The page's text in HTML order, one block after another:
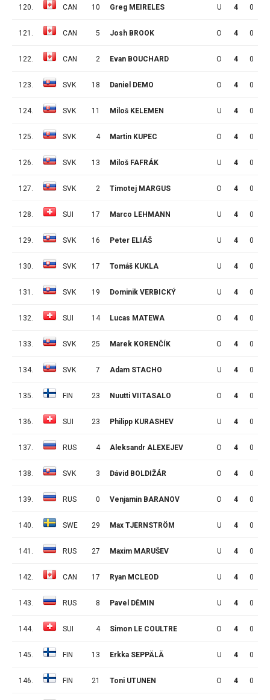
120. CAN 10 Greg MEIRELES U 4 0
121. CAN 5 Josh BROOK O 4 0
122. CAN 2 Evan BOUCHARD O 4 0
123. SVK 18 Daniel DEMO O 4 0
124. SVK 11 Miloš KELEMEN U 4 0
125. SVK 4 Martin KUPEC O 4 0
126. SVK 13 Miloš FAFRÁK U 4 0
127. SVK 2 Timotej MARGUS O 4 0
128. SUI 17 Marco LEHMANN U 4 0
129. SVK 16 Peter ELIÁŠ U 4 0
130. SVK 17 Tomáš KUKLA U 4 0
131. SVK 19 Dominik VERBICKÝ U 4 0
132. SUI 14 Lucas MATEWA O 4 0
133. SVK 25 Marek KORENČÍK O 4 0
134. SVK 7 Adam STACHO U 4 0
135. FIN 23 Nuutti VIITASALO O 4 0
136. SUI 23 Philipp KURASHEV U 4 0
137. RUS 4 Aleksandr ALEXEJEV O 4 0
138. SVK 3 Dávid BOLDIŽÁR O 4 0
139. RUS 0 Venjamin BARANOV O 4 0
140. SWE 29 Max TJERNSTRÖM U 4 0
141. RUS 27 Maxim MARUŠEV U 4 0
142. CAN 17 Ryan MCLEOD U 4 0
143. RUS 8 Pavel DĚMIN U 4 0
144. SUI 4 Simon LE COULTRE O 4 0
145. FIN 13 Erkka SEPPÄLÄ U 4 0
146. FIN 21 Toni UTUNEN O 4 0